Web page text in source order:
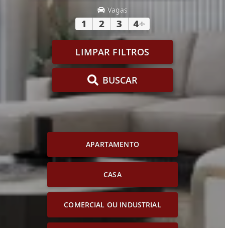
Vagas
1 2 3 4+
LIMPAR FILTROS
BUSCAR
APARTAMENTO
CASA
COMERCIAL OU INDUSTRIAL